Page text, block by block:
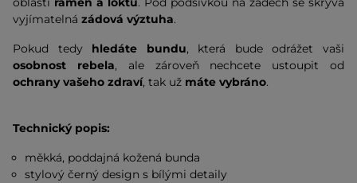
vyjímatelná zádová výztuha.
Pokud tedy hledáte bundu, která bude odrážet vaši
osobnost rebela, ale zároveň nechcete ustoupit od
ochrany vašeho zdraví, tak už máte vybráno.
Technický popis:
měkká, poddajná kožená bunda
stylový černý design s bílými detaily